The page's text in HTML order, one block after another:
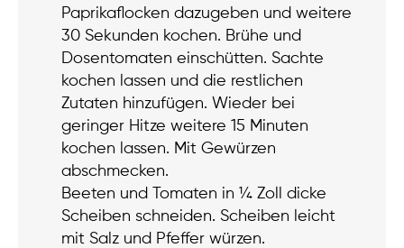
Paprikaflocken dazugeben und weitere
30 Sekunden kochen. Brühe und
Dosentomaten einschütten. Sachte
kochen lassen und die restlichen
Zutaten hinzufügen. Wieder bei
geringer Hitze weitere 15 Minuten
kochen lassen. Mit Gewürzen
abschmecken.
Beeten und Tomaten in ¼ Zoll dicke
Scheiben schneiden. Scheiben leicht
mit Salz und Pfeffer würzen.